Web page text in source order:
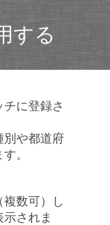
する
に登録さ
別や都道府
。
数可）し
されま